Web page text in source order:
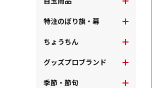
特注のぼり旗・幕
ちょうちん
グッズプロブランド
季節・節句